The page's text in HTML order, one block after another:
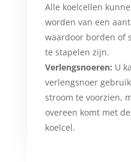
Alle koelcellen
worden van een
waardoor borden of
te stapelen zijn.
Verlengsnoeren: U
verlengsnoer
stroom te voorzien,
overeen komt met
koelcel.